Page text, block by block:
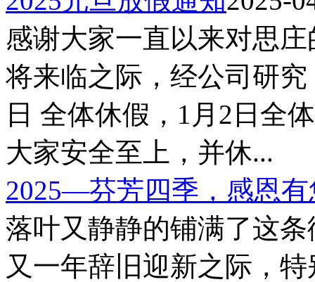
感谢大家一直以来对思
将来临之际，经公司研
日 全体休假，1月2日全
大家安全至上，并休...
2025—芬芳四季，感恩有
落叶又静静的铺满了这
又一年辞旧迎新之际，